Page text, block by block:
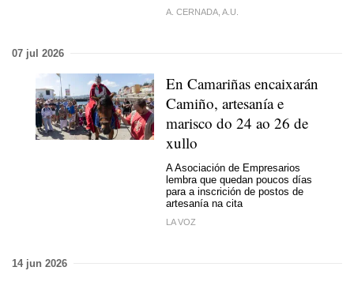
A. CERNADA, A.U.
07 jul 2026
En Camariñas encaixarán
Camiño, artesanía e
marisco do 24 ao 26 de
xullo
A Asociación de Empresarios
lembra que quedan poucos días
para a inscrición de postos de
artesanía na cita
LA VOZ
14 jun 2026